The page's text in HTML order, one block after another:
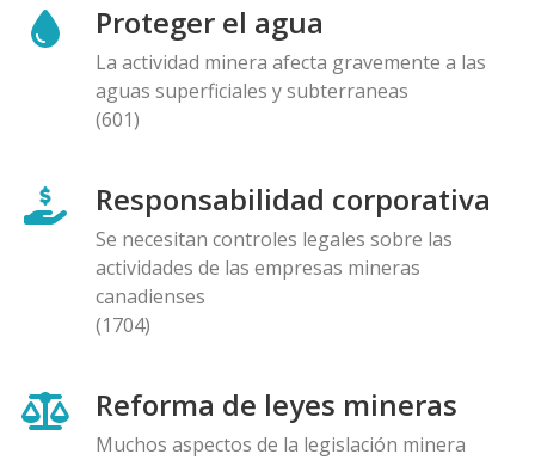
Proteger el agua
La actividad minera afecta gravemente a las
aguas superficiales y subterraneas
(601)
Responsabilidad corporativa
Se necesitan controles legales sobre las
actividades de las empresas mineras
canadienses
(1704)
Reforma de leyes mineras
Muchos aspectos de la legislación minera